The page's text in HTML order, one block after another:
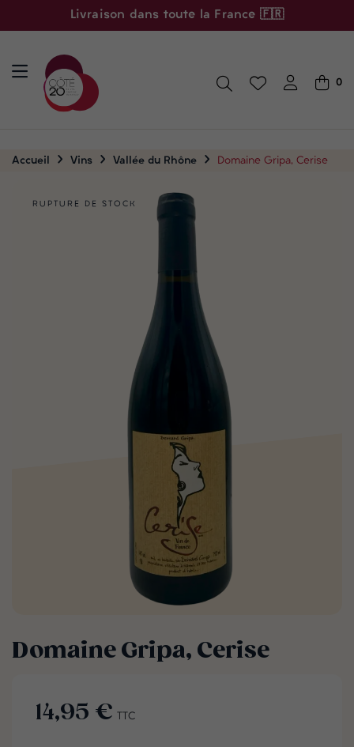
Livraison dans toute la France 🇫🇷
0
Accueil Vins Vallée du Rhône Domaine Gripa, Cerise
RUPTURE DE STOCK
Domaine Gripa, Cerise
14,95 € TTC